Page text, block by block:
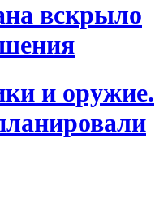
вскрыло
и оружие.